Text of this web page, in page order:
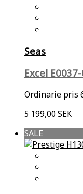
Seas
Excel
Ordinarie pris
5 199,00 SEK
SALE